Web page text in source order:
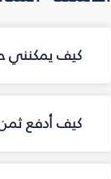
كيف يمكنني
كيف أدفع